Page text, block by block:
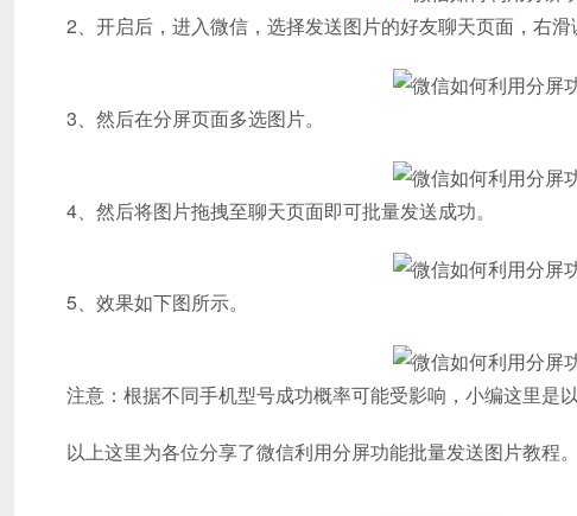
2、开启后，进入微信，选择发送图片的好友聊天页面，右滑
3、然后在分屏页面多选图片。
4、然后将图片拖拽至聊天页面即可批量发送成功。
5、效果如下图所示。
注意：根据不同手机型号成功概率可能受影响，小编这里是
以上这里为各位分享了微信利用分屏功能批量发送图片教程